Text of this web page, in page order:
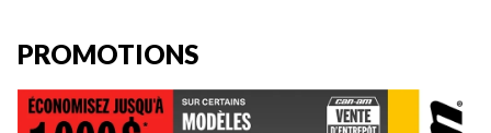
PROMOTIONS